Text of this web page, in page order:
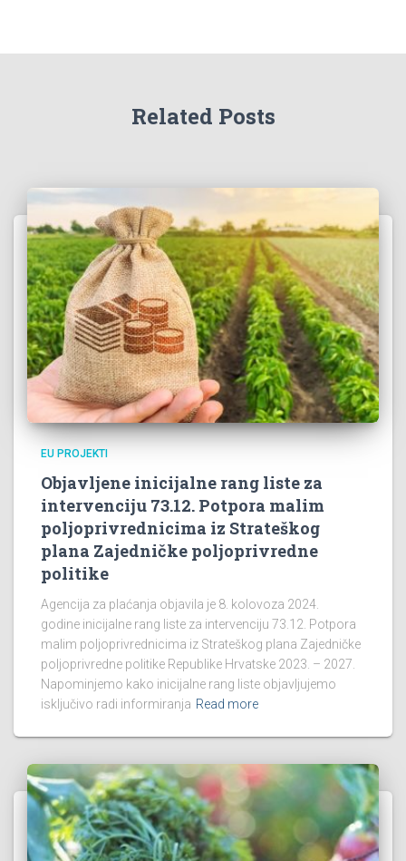
Related Posts
EU PROJEKTI
Objavljene inicijalne rang liste za
intervenciju 73.12. Potpora malim
poljoprivrednicima iz Strateškog
plana Zajedničke poljoprivredne
politike
Agencija za plaćanja objavila je 8. kolovoza 2024.
godine inicijalne rang liste za intervenciju 73.12. Potpora
malim poljoprivrednicima iz Strateškog plana Zajedničke
poljoprivredne politike Republike Hrvatske 2023. – 2027.
Napominjemo kako inicijalne rang liste objavljujemo
isključivo radi informiranja Read more